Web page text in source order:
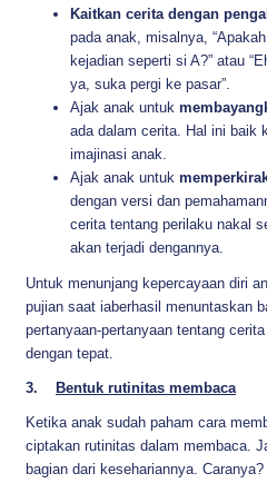
Kaitkan cerita dengan
pada anak, misalnya,
kejadian seperti si A?” atau
ya, suka pergi ke pasar”.
Ajak anak untuk
ada dalam cerita. Hal ini baik
imajinasi anak.
Ajak anak untuk
dengan versi dan
cerita tentang perilaku nakal
akan terjadi dengannya.
Untuk menunjang kepercayaan diri
pujian saat iaberhasil menuntaskan
pertanyaan-pertanyaan tentang
dengan tepat.
3. Bentuk rutinitas membaca
Ketika anak sudah paham cara
ciptakan rutinitas dalam membaca.
bagian dari kesehariannya.